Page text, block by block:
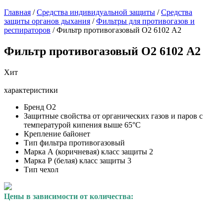
Главная /Средства индивидуальной защиты /Средства
защиты органов дыхания /Фильтры для противогазов и
респираторов / Фильтр противогазовый О2 6102 А2
Фильтр противогазовый О2 6102 А2
Хит
характеристики
Бренд О2
Защитные свойства от органических газов и паров с
температурой кипения выше 65°C
Крепление байонет
Тип фильтра противогазовый
Марка А (коричневая) класс защиты 2
Марка Р (белая) класс защиты 3
Тип чехол
Цены в зависимости от количества: